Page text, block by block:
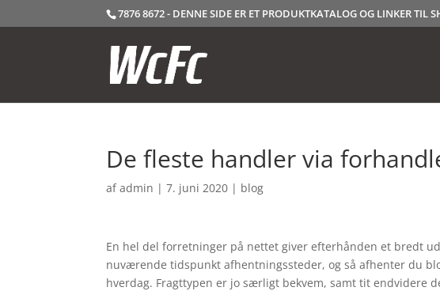
7876 8672 - DENNE SIDE ER ET PRODUKTKATALOG OG LINKER TIL
De fleste handler via
afadmin |7. juni 2020 | blog
En hel del forretninger på nettet giver efterhånden et bredt
nuværende tidspunkt afhentningssteder, og så afhenter du
hverdag. Fragttypen er jo særligt bekvem, samt tit endvidere